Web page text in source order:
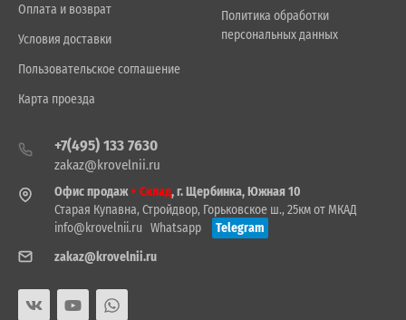
Оплата и возврат
Условия доставки
Пользовательское соглашение
Карта проезда
Политика обработки
персональных данных
+7(495) 133 7630
zakaz@krovelnii.ru
Офис продаж+ Склад, г. Щербинка, Южная 10
Старая Купавна, Стройдвор, Горьковское ш., 25км от МКАД
info@krovelnii.ru Whatsapp
Telegram
zakaz@krovelnii.ru